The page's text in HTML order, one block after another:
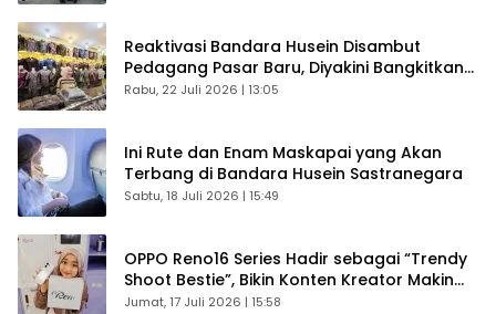
Reaktivasi Bandara Husein Disambut
Pedagang Pasar Baru, Diyakini Bangkitkan
Kembali Ekonomi Bandung
Rabu, 22 Juli 2026 | 13:05
Ini Rute dan Enam Maskapai yang Akan
Terbang di Bandara Husein Sastranegara
Sabtu, 18 Juli 2026 | 15:49
OPPO Reno16 Series Hadir sebagai “Trendy
Shoot Bestie”, Bikin Konten Kreator Makin
Betah
Jumat, 17 Juli 2026 | 15:58